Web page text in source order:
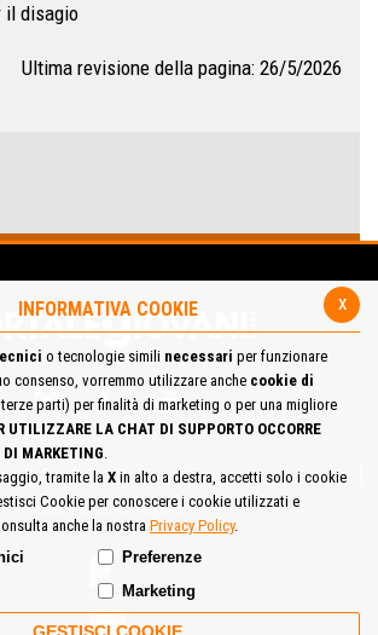
il disagio
Ultima revisione della pagina: 26/5/2026
Policy Cookie Policy
Contatta la redazione
Cosa pensi del portale
x
INFORMATIVA COOKIE
o tecnologie simili necessari per funzionare
consenso, vorremmo utilizzare anche cookie di
parti) per finalità di marketing o per una migliore
UTILIZZARE LA CHAT DI SUPPORTO OCCORRE
MARKETING.
tramite la X in alto a destra, accetti solo i cookie
Cookie per conoscere i cookie utilizzati e
anche la nostra Privacy Policy.
Preferenze
Marketing